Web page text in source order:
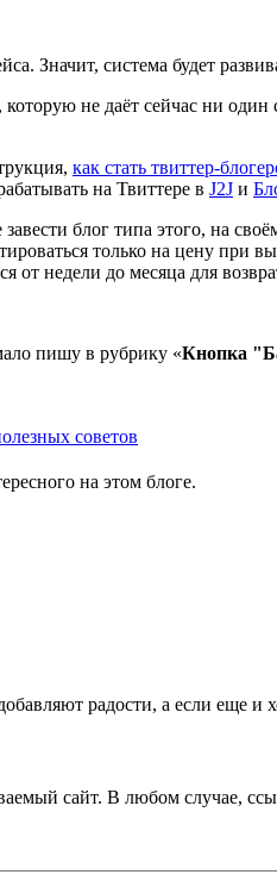
Значит, система будет
не даёт сейчас ни один
как стать твиттер-
на Твиттере в J2J и
блог типа этого, на
только на цену при
от недели до месяца для
пишу в рубрику «Кнопка
советов
на этом блоге.
радости, а если еще
сайт. В любом случае,